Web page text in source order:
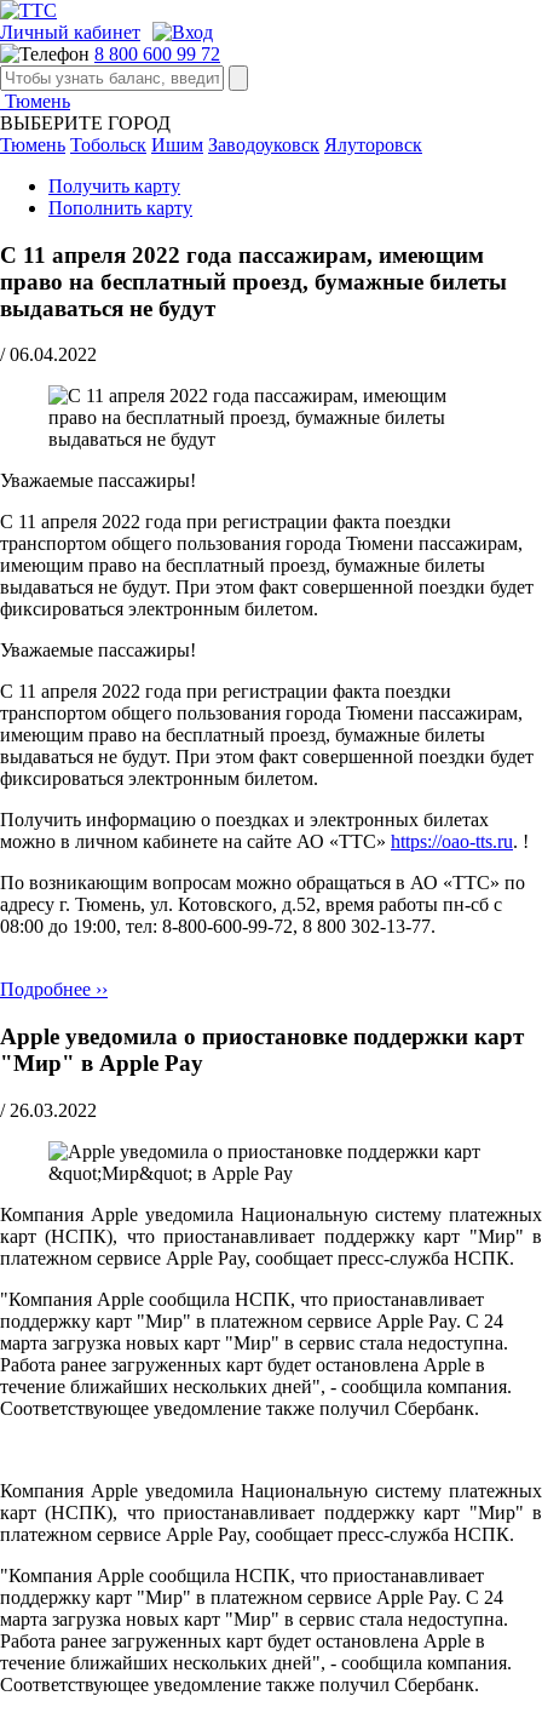
Личный кабинет
8 800 600 99 72
Тюмень
ВЫБЕРИТЕ ГОРОД
Тюмень Тобольск Ишим Заводоуковск Ялуторовск
Получить карту
Пополнить карту
С 11 апреля 2022 года пассажирам, имеющим
право на бесплатный проезд, бумажные билеты
выдаваться не будут
/ 06.04.2022
Уважаемые пассажиры!
С 11 апреля 2022 года при регистрации факта поездки
транспортом общего пользования города Тюмени пассажирам,
имеющим право на бесплатный проезд, бумажные билеты
выдаваться не будут. При этом факт совершенной поездки будет
фиксироваться электронным билетом.
Уважаемые пассажиры!
С 11 апреля 2022 года при регистрации факта поездки
транспортом общего пользования города Тюмени пассажирам,
имеющим право на бесплатный проезд, бумажные билеты
выдаваться не будут. При этом факт совершенной поездки будет
фиксироваться электронным билетом.
Получить информацию о поездках и электронных билетах
можно в личном кабинете на сайте АО «ТТС» https://oao-tts.ru. !
По возникающим вопросам можно обращаться в АО «ТТС» по
адресу г. Тюмень, ул. Котовского, д.52, время работы пн-сб с
08:00 до 19:00, тел: 8-800-600-99-72, 8 800 302-13-77.
Подробнее ››
Apple уведомила о приостановке поддержки карт
"Мир" в Apple Pay
/ 26.03.2022
Компания Apple уведомила Национальную систему платежных
карт (НСПК), что приостанавливает поддержку карт "Мир" в
платежном сервисе Apple Pay, сообщает пресс-служба НСПК.
"Компания Apple сообщила НСПК, что приостанавливает
поддержку карт "Мир" в платежном сервисе Apple Pay. С 24
марта загрузка новых карт "Мир" в сервис стала недоступна.
Работа ранее загруженных карт будет остановлена Apple в
течение ближайших нескольких дней", - сообщила компания.
Соответствующее уведомление также получил Сбербанк.
Компания Apple уведомила Национальную систему платежных
карт (НСПК), что приостанавливает поддержку карт "Мир" в
платежном сервисе Apple Pay, сообщает пресс-служба НСПК.
"Компания Apple сообщила НСПК, что приостанавливает
поддержку карт "Мир" в платежном сервисе Apple Pay. С 24
марта загрузка новых карт "Мир" в сервис стала недоступна.
Работа ранее загруженных карт будет остановлена Apple в
течение ближайших нескольких дней", - сообщила компания.
Соответствующее уведомление также получил Сбербанк.